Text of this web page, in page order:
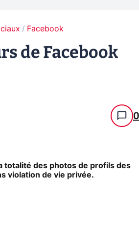
Facebook
de Facebook
0
totalité des photos de profils des
violation de vie privée.